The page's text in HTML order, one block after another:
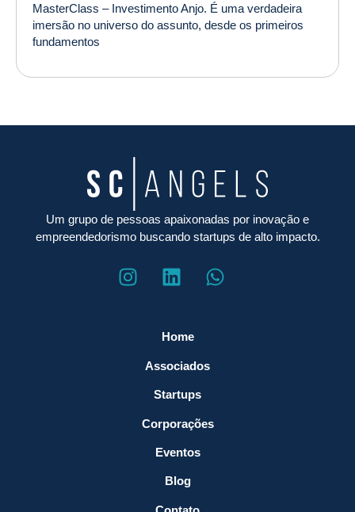
MasterClass – Investimento Anjo. É uma verdadeira
imersão no universo do assunto, desde os primeiros
fundamentos
Um grupo de pessoas apaixonadas por inovação e
empreendedorismo buscando startups de alto impacto.
Home
Associados
Startups
Corporações
Eventos
Blog